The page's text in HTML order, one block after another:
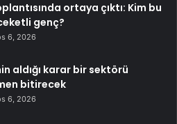
ortaya çıktı: Kim bu
genç?
6, 2026
aldığı karar bir sektörü
bitirecek
6, 2026